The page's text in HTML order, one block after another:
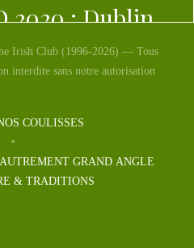
2020 : Dublin
tirage […]
Irish Club (1996-2026) — Tous
interdite sans notre autorisation
COULISSES
GRAND ANGLE
& TRADITIONS